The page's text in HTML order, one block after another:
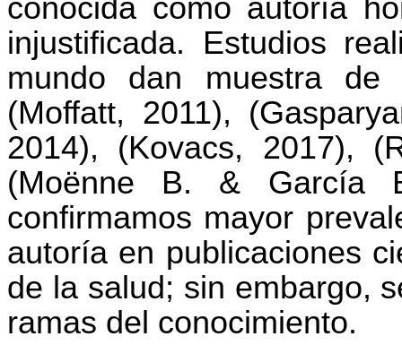
conocida como autoría
injustificada. Estudios
mundo dan muestra de
(Moffatt, 2011),
2014), (Kovacs, 2017),
(Moënne B. & García
confirmamos mayor
autoría en publicaciones
de la salud; sin embargo,
ramas del conocimiento.